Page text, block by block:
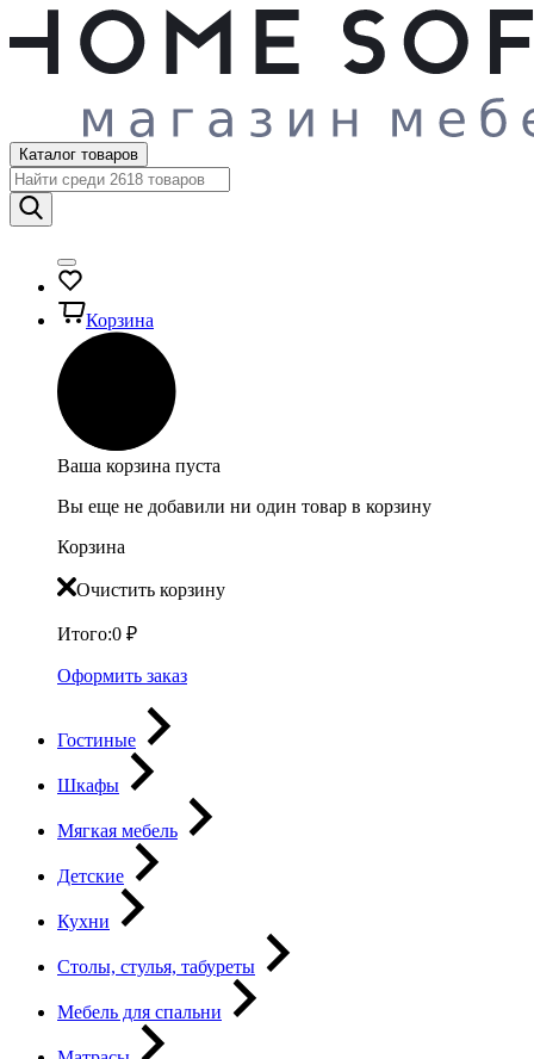
Каталог товаров
Корзина
Ваша корзина пуста
Вы еще не добавили ни один товар в корзину
Корзина
Очистить корзину
Итого:0 ₽
Оформить заказ
Гостиные
Шкафы
Мягкая мебель
Детские
Кухни
Столы, стулья, табуреты
Мебель для спальни